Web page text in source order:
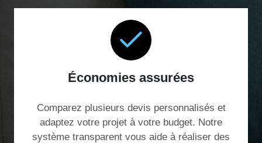
Économies assurées
Comparez plusieurs devis personnalisés et
adaptez votre projet à votre budget. Notre
système transparent vous aide à réaliser des